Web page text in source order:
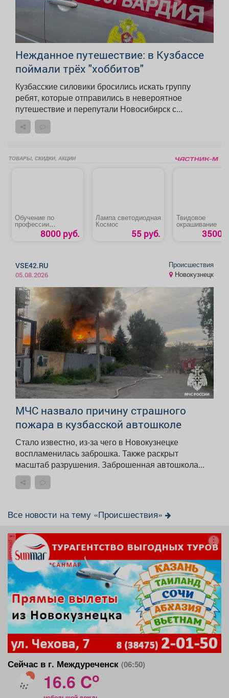
Нежданное путешествие: в Кузбассе
поймали трёх "хоббитов"
Кузбасские силовики бросились искать группу
ребят, которые отправились в невероятное
путешествие и перепутали Новосибирск с...
ТОВАРЫ, СКИДКИ, АКЦИИ
Обучение по
профессии
«Машинист крана
автомобильного»
8000 руб.
Лампа светодиодная
Космос
55 руб.
Твидовое
окрашивание
3500
VSE42.RU
05.08.2026
Происшествия
Новокузнецк
МЧС назвало причину страшного
пожара в кузбасской автошколе
Стало известно, из-за чего в Новокузнецке
воспламенилась заброшка. Также раскрыт
масштаб разрушения. Заброшенная автошкола...
Все новости на тему «Происшествия»
реклама
Сейчас в г. Междуреченск (06:50)
16.6 Co